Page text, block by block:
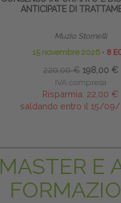
ANTICIPATE DI
Muzio Stornelli
15 novembre 2026 ∙ 8
220,00 € 198,00 €
IVA compresa
Risparmia: 22,00 €
saldando entro il 15/
MASTER E